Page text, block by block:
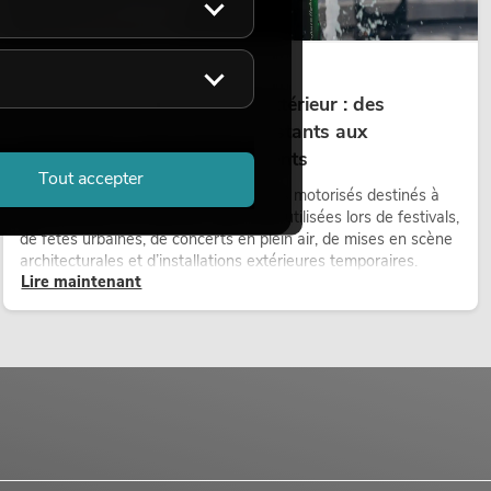
Projecteurs à tête mobile d'extérieur : des
projecteurs à tête mobile résistants aux
intempéries pour les événements
Les lyres outdoor sont des projecteurs motorisés destinés à
une utilisation en extérieur. Elles sont utilisées lors de festivals,
de fêtes urbaines, de concerts en plein air, de mises en scène
architecturales et d’installations extérieures temporaires.
Lire maintenant
Tout accepter